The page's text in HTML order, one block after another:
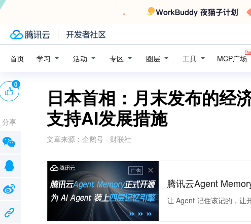
首页 学习 活动 专区 圈层 工具 MCP广场
日本首相：月末发布的经
支持AI发展措施
文章来源： 企鹅号 - 财联社
广告
腾讯云Agent
让 Agent 记住该记的，让
0
分享